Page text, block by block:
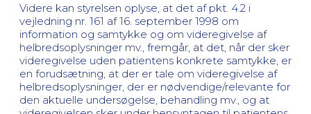
Videre kan styrelsen oplyse, at det af pkt. 4.2 i
vejledning nr. 161 af 16. september 1998 om
information og samtykke og om videregivelse af
helbredsoplysninger mv., fremgår, at det, når der sker
videregivelse uden patientens konkrete samtykke, er
en forudsætning, at der er tale om videregivelse af
helbredsoplysninger, der er nødvendige/relevante for
den aktuelle undersøgelse, behandling mv., og at